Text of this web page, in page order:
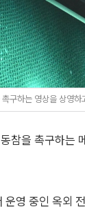
구하는 영상을 상영
참을 촉구하는
운영 중인 옥외